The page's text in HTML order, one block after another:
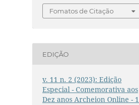
Fomatos de Citação
EDIÇÃO
v. 11 n. 2 (2023): Edição
Especial - Comemorativa aos
Dez anos Archeion Online - 1